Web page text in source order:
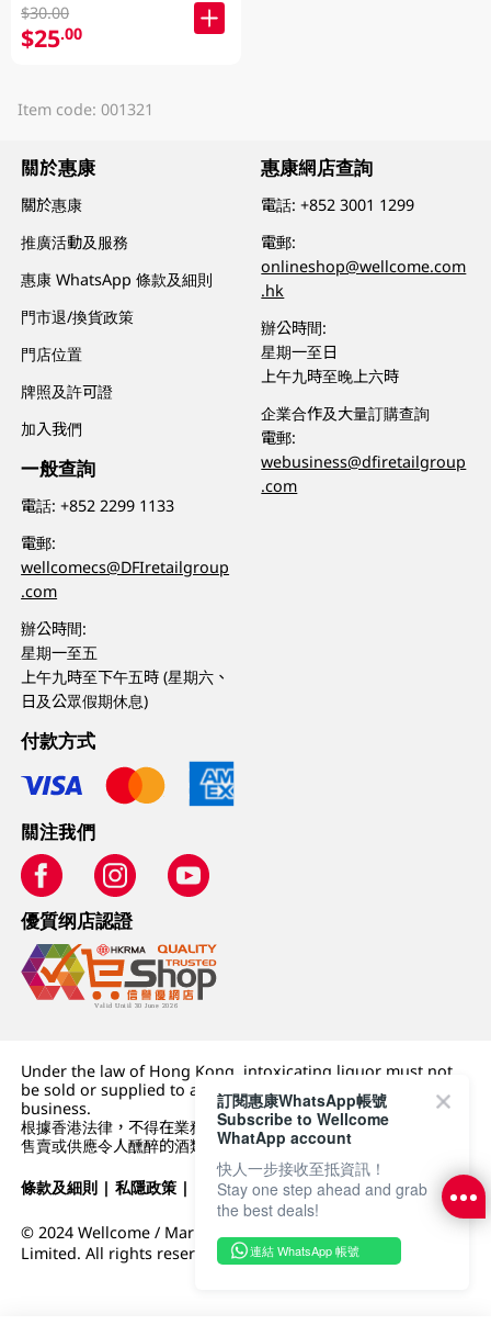
$30.00
$25.00
Item code: 001321
關於惠康
關於惠康
推廣活動及服務
惠康 WhatsApp 條款及細則
門市退/換貨政策
門店位置
牌照及許可證
加入我們
一般查詢
電話:+852 2299 1133
電郵:
wellcomecs@DFIretailgroup
.com
辦公時間:
星期一至五
上午九時至下午五時 (星期六、
日及公眾假期休息)
惠康網店查詢
電話:+852 3001 1299
電郵:
onlineshop@wellcome.com
.hk
辦公時間:
星期一至日
上午九時至晚上六時
企業合作及大量訂購查詢
電郵:
webusiness@dfiretailgroup
.com
付款方式
關注我們
優質纲店認證
Under the law of Hong Kong, intoxicating liquor must not
be sold or supplied to a minor (under 18) in the course of
business.
根據香港法律，不得在業務過程中，向未成年人 (18 歲以下人士)
售賣或供應令人醺醉的酒類。
條款及細則 |私隱政策 | DFI零售集團
© 2024 Wellcome / Market Place. The Dairy Farm Company
Limited. All rights reserved.
訂閱惠康WhatsApp帳號
Subscribe to Wellcome
WhatApp account
快人一步接收至抵資訊！
Stay one step ahead and grab
the best deals!
連結 WhatsApp 帳號